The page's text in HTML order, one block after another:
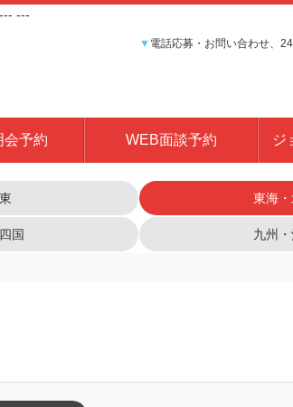
---
▼ 電話応募・お問い合わせ、
会予約 WEB面談予約 ジ
東海
国 九州